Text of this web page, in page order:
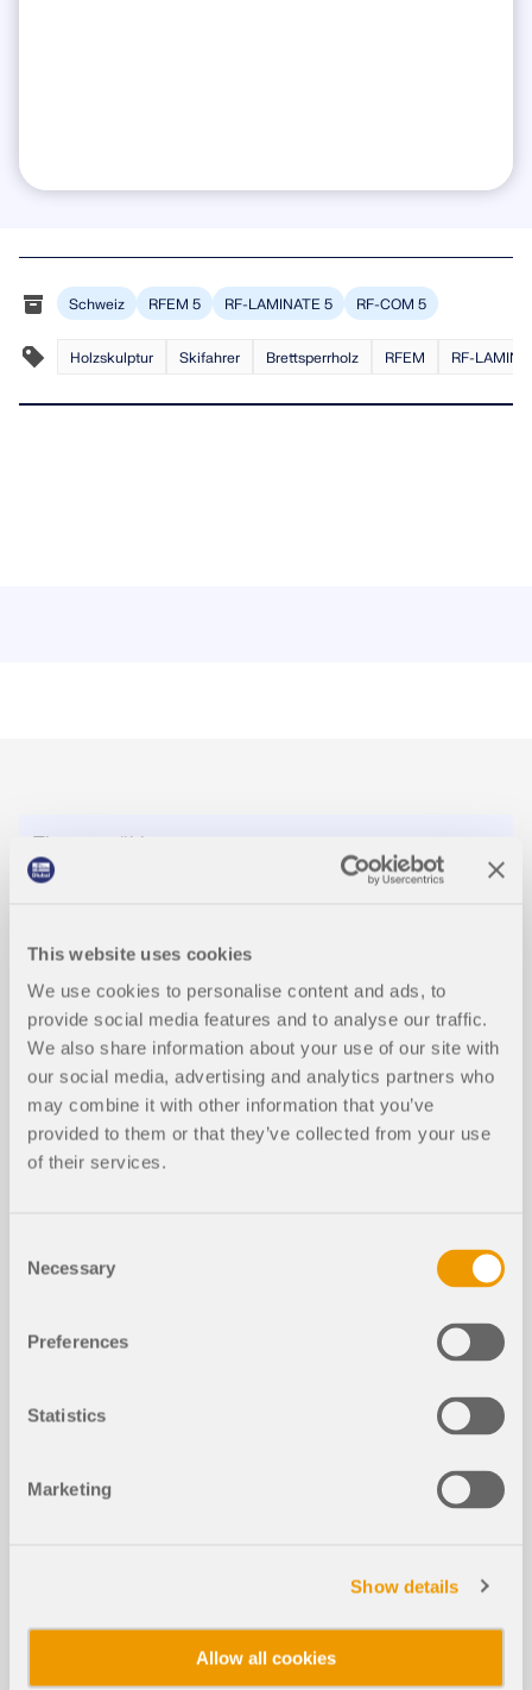
This website uses cookies
We use cookies to personalise content and ads, to
provide social media features and to analyse our traffic.
We also share information about your use of our site with
our social media, advertising and analytics partners who
may combine it with other information that you’ve
provided to them or that they’ve collected from your use
of their services.
Selection
Necessary
Preferences
Statistics
Marketing
Show details
Allow all cookies
Schweiz RFEM 5 RF-LAMINATE 5 RF-COM 5
Holzskulptur Skifahrer Brettsperrholz RFEM RF-
Webinar | So gelingt Ihnen der perfekte Wechsel